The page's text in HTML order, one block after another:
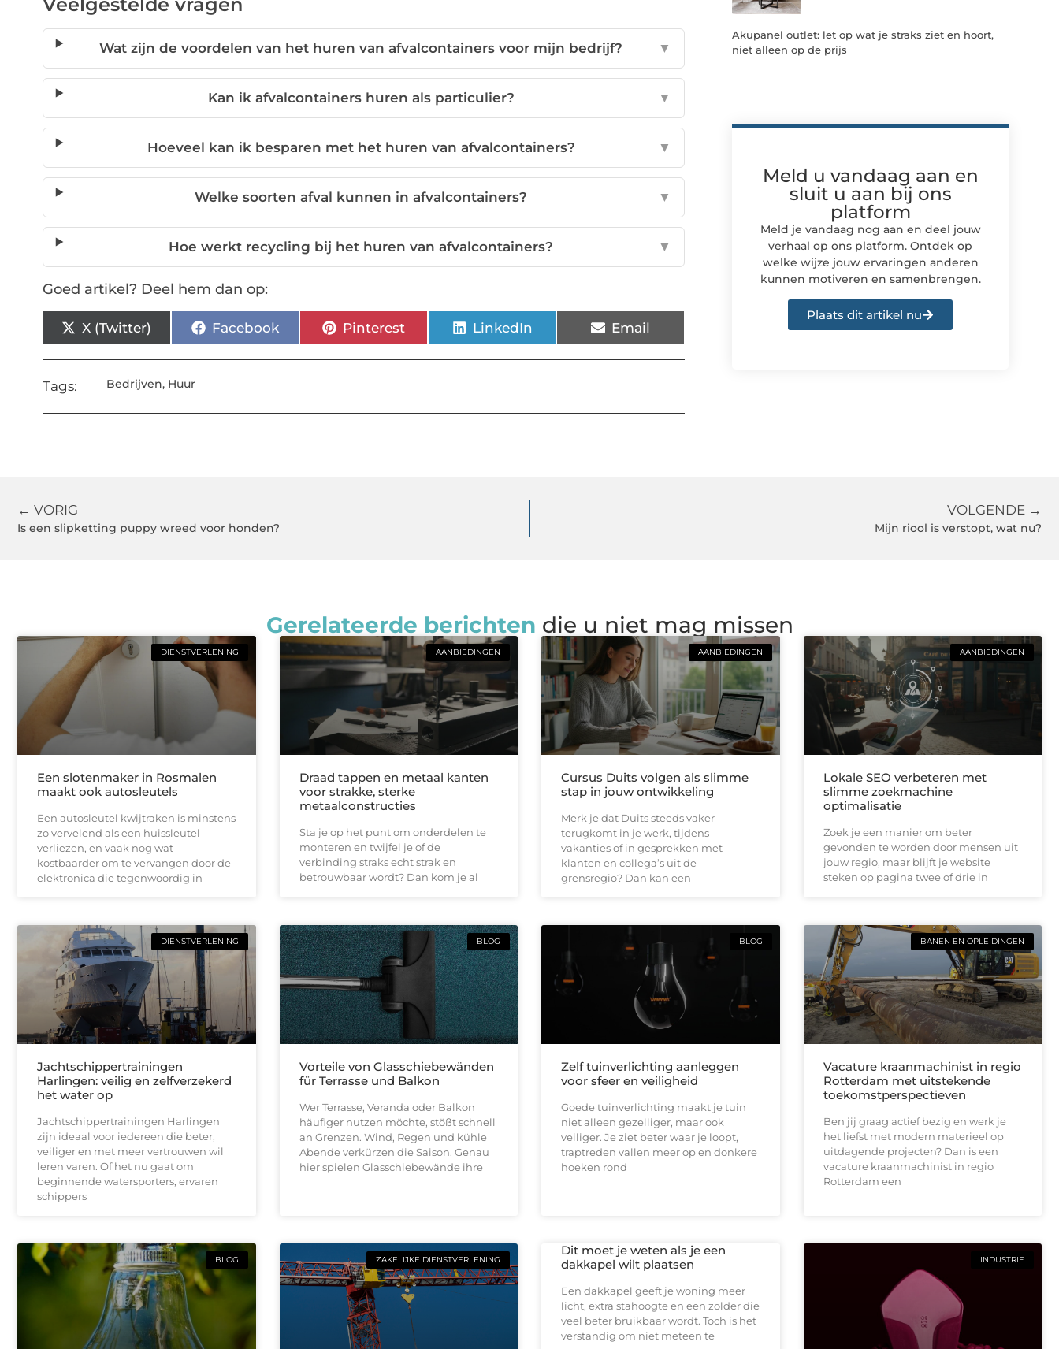
Veelgestelde vragen
Wat zijn de voordelen van het huren van afvalcontainers voor mijn bedrijf? ▼
Kan ik afvalcontainers huren als particulier? ▼
Hoeveel kan ik besparen met het huren van afvalcontainers? ▼
Welke soorten afval kunnen in afvalcontainers? ▼
Hoe werkt recycling bij het huren van afvalcontainers? ▼
Goed artikel? Deel hem dan op:
X (Twitter) Facebook Pinterest LinkedIn Email
Tags: Bedrijven, Huur
Akupanel outlet: let op wat je straks ziet en hoort,
niet alleen op de prijs
Meld u vandaag aan en
sluit u aan bij ons
platform
Meld je vandaag nog aan en deel jouw
verhaal op ons platform. Ontdek op
welke wijze jouw ervaringen anderen
kunnen motiveren en samenbrengen.
Plaats dit artikel nu
← VORIG
Is een slipketting puppy wreed voor honden?
VOLGENDE →
Mijn riool is verstopt, wat nu?
Gerelateerde berichten die u niet mag missen
DIENSTVERLENING
Een slotenmaker in Rosmalen
maakt ook autosleutels
Een autosleutel kwijtraken is minstens
zo vervelend als een huissleutel
verliezen, en vaak nog wat
kostbaarder om te vervangen door de
elektronica die tegenwoordig in
AANBIEDINGEN
Draad tappen en metaal kanten
voor strakke, sterke
metaalconstructies
Sta je op het punt om onderdelen te
monteren en twijfel je of de
verbinding straks echt strak en
betrouwbaar wordt? Dan kom je al
AANBIEDINGEN
Cursus Duits volgen als slimme
stap in jouw ontwikkeling
Merk je dat Duits steeds vaker
terugkomt in je werk, tijdens
vakanties of in gesprekken met
klanten en collega’s uit de
grensregio? Dan kan een
AANBIEDINGEN
Lokale SEO verbeteren met
slimme zoekmachine
optimalisatie
Zoek je een manier om beter
gevonden te worden door mensen uit
jouw regio, maar blijft je website
steken op pagina twee of drie in
DIENSTVERLENING
Jachtschippertrainingen
Harlingen: veilig en zelfverzekerd
het water op
Jachtschippertrainingen Harlingen
zijn ideaal voor iedereen die beter,
veiliger en met meer vertrouwen wil
leren varen. Of het nu gaat om
beginnende watersporters, ervaren
schippers
BLOG
Vorteile von Glasschiebewänden
für Terrasse und Balkon
Wer Terrasse, Veranda oder Balkon
häufiger nutzen möchte, stößt schnell
an Grenzen. Wind, Regen und kühle
Abende verkürzen die Saison. Genau
hier spielen Glasschiebewände ihre
BLOG
Zelf tuinverlichting aanleggen
voor sfeer en veiligheid
Goede tuinverlichting maakt je tuin
niet alleen gezelliger, maar ook
veiliger. Je ziet beter waar je loopt,
traptreden vallen meer op en donkere
hoeken rond
BANEN EN OPLEIDINGEN
Vacature kraanmachinist in regio
Rotterdam met uitstekende
toekomstperspectieven
Ben jij graag actief bezig en werk je
het liefst met modern materieel op
uitdagende projecten? Dan is een
vacature kraanmachinist in regio
Rotterdam een
BLOG ZAKELIJKE DIENSTVERLENING
Dit moet je weten als je een
dakkapel wilt plaatsen
Een dakkapel geeft je woning meer
licht, extra stahoogte en een zolder die
veel beter bruikbaar wordt. Toch is het
verstandig om niet meteen te
INDUSTRIE